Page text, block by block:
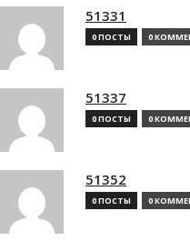
51331
0 ПОСТЫ 0
51337
0 ПОСТЫ 0
51352
0 ПОСТЫ 0